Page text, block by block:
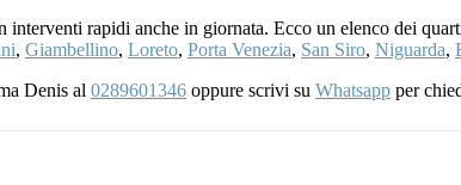
rapidi anche in giornata. Ecco un elenco dei
, Giambellino, Loreto, Porta Venezia, San Siro, Niguarda,
Denis al 0289601346 oppure scrivi su Whatsapp per